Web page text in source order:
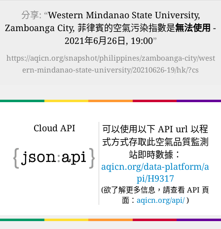
分享: “Western Mindanao State University,
Zamboanga City, 菲律賓的空氣污染指數是無法使用 -
2021年6月26日, 19:00”
https://aqicn.org/snapshot/philippines/zamboanga-city/west
ern-mindanao-state-university/20210626-19/hk/?cs
Cloud API
可以使用以下 API url 以程
式方式存取此空氣品質監測
站即時數據：
aqicn.org/data-platform/a
pi/H9317
(欲了解更多信息，請查看 API 頁
面： aqicn.org/api/ )